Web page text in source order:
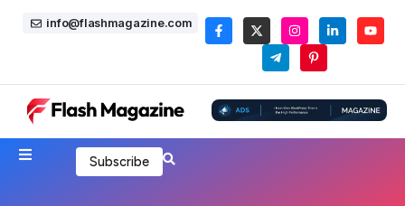
info@flashmagazine.com
Subscribe